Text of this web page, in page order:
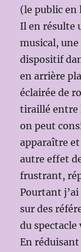
(le public en
Il en résulte
musical,
dispositif
en arrière
éclairée de
tiraillé entre
on peut
apparaître et
autre effet
frustrant,
Pourtant j’ai
sur des
du spectacle
En réduisant